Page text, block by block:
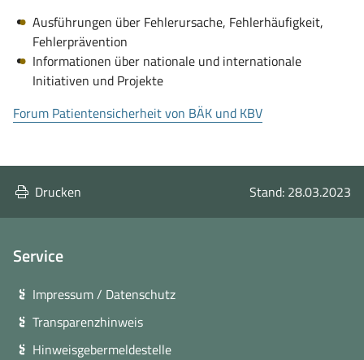
Ausführungen über Fehlerursache, Fehlerhäufigkeit,
Fehlerprävention
Informationen über nationale und internationale
Initiativen und Projekte
Forum Patientensicherheit von BÄK und KBV(öffnet
Fenster)
Drucken
Stand: 28.03.2023
Service
Impressum / Datenschutz
Transparenzhinweis
Hinweisgebermeldestelle